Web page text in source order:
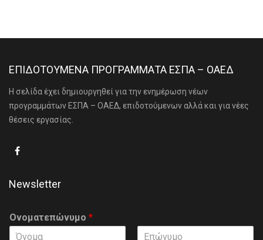
ΕΠΙΔΟΤΟΥΜΕΝΑ ΠΡΟΓΡΑΜΜΑΤΑ ΕΣΠΑ – ΟΑΕΔ
Η σελίδα έχει δημιουργηθεί για την ενημέρωση νέων
προγραμμάτων ΕΣΠΑ – ΟΑΕΔ, επιδοτούμενων αλλά και για νέες
θέσεις εργασίας.
Newsletter
Ονοματεπώνυμο *